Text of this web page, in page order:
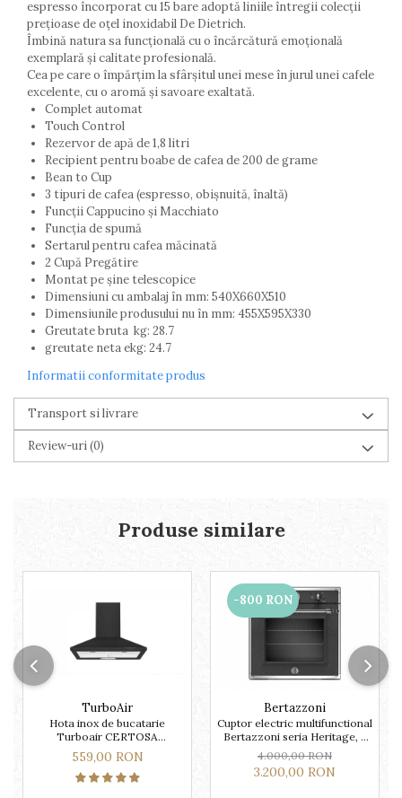
espresso încorporat cu 15 bare adoptă liniile întregii colecții
prețioase de oțel inoxidabil De Dietrich.
Îmbină natura sa funcțională cu o încărcătură emoțională
exemplară și calitate profesională.
Cea pe care o împărțim la sfârșitul unei mese în jurul unei cafele
excelente, cu o aromă și savoare exaltată.
Complet automat
Touch Control
Rezervor de apă de 1,8 litri
Recipient pentru boabe de cafea de 200 de grame
Bean to Cup
3 tipuri de cafea (espresso, obișnuită, înaltă)
Funcții Cappucino și Macchiato
Funcția de spumă
Sertarul pentru cafea măcinată
2 Cupă Pregătire
Montat pe șine telescopice
Dimensiuni cu ambalaj în mm: 540X660X510
Dimensiunile produsului nu în mm: 455X595X330
Greutate bruta kg: 28.7
greutate neta ekg: 24.7
Informatii conformitate produs
Transport si livrare
Review-uri(0)
Produse similare
TurboAir
Hota inox de bucatarie
Turboair CERTOSA
AN/A/60/PB culoare neagra
559,00 RON
-800 RON
Bertazzoni
Cuptor electric multifunctional
Bertazzoni seria Heritage, 9
functii
4.000,00 RON
3.200,00 RON